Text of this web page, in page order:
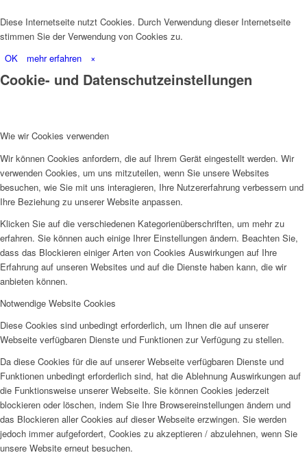
Diese Internetseite nutzt Cookies. Durch Verwendung dieser Internetseite
stimmen Sie der Verwendung von Cookies zu.
OK
mehr erfahren ×
Cookie- und Datenschutzeinstellungen
Wie wir Cookies verwenden
Wir können Cookies anfordern, die auf Ihrem Gerät eingestellt werden. Wir
verwenden Cookies, um uns mitzuteilen, wenn Sie unsere Websites
besuchen, wie Sie mit uns interagieren, Ihre Nutzererfahrung verbessern und
Ihre Beziehung zu unserer Website anpassen.
Klicken Sie auf die verschiedenen Kategorienüberschriften, um mehr zu
erfahren. Sie können auch einige Ihrer Einstellungen ändern. Beachten Sie,
dass das Blockieren einiger Arten von Cookies Auswirkungen auf Ihre
Erfahrung auf unseren Websites und auf die Dienste haben kann, die wir
anbieten können.
Notwendige Website Cookies
Diese Cookies sind unbedingt erforderlich, um Ihnen die auf unserer
Webseite verfügbaren Dienste und Funktionen zur Verfügung zu stellen.
Da diese Cookies für die auf unserer Webseite verfügbaren Dienste und
Funktionen unbedingt erforderlich sind, hat die Ablehnung Auswirkungen auf
die Funktionsweise unserer Webseite. Sie können Cookies jederzeit
blockieren oder löschen, indem Sie Ihre Browsereinstellungen ändern und
das Blockieren aller Cookies auf dieser Webseite erzwingen. Sie werden
jedoch immer aufgefordert, Cookies zu akzeptieren / abzulehnen, wenn Sie
unsere Website erneut besuchen.